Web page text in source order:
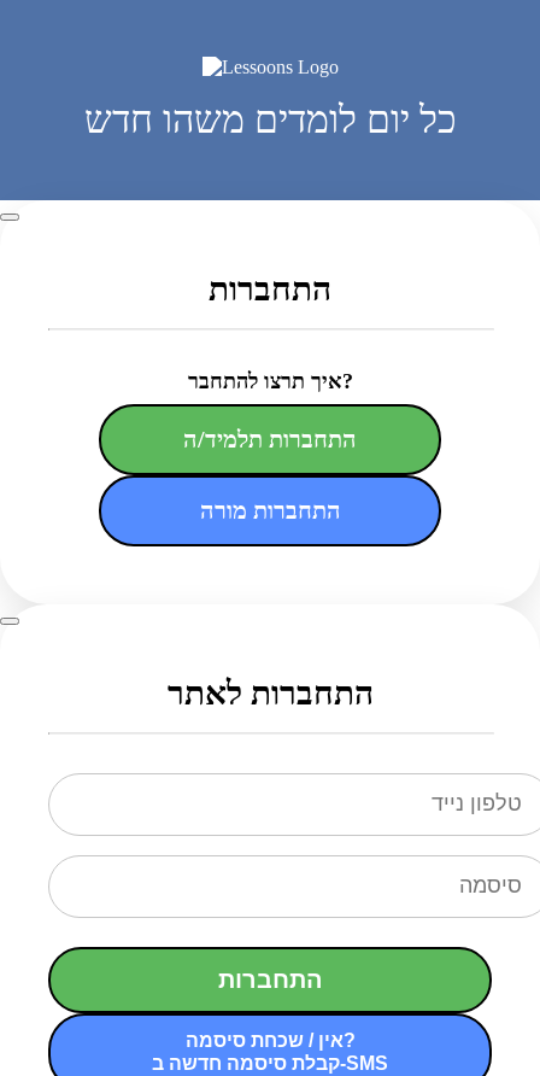
כל יום לומדים משהו חדש
התחברות
איך תרצו להתחבר?
התחברות תלמיד/ה
התחברות מורה
התחברות לאתר
התחברות
אין / שכחת סיסמה?
קבלת סיסמה חדשה ב-SMS